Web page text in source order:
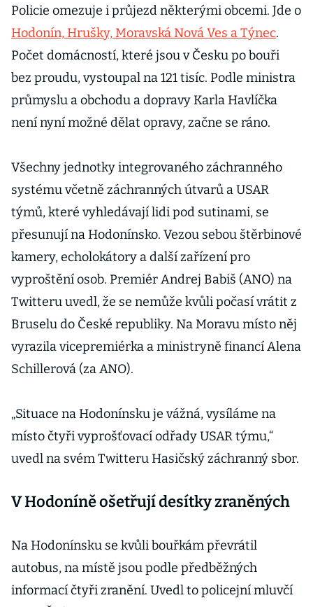
Policie omezuje i průjezd některými obcemi. Jde o
Hodonín, Hrušky, Moravská Nová Ves a Týnec.
Počet domácností, které jsou v Česku po bouři
bez proudu, vystoupal na 121 tisíc. Podle ministra
průmyslu a obchodu a dopravy Karla Havlíčka
není nyní možné dělat opravy, začne se ráno.
Všechny jednotky integrovaného záchranného
systému včetně záchranných útvarů a USAR
týmů, které vyhledávají lidi pod sutinami, se
přesunují na Hodonínsko. Vezou sebou štěrbinové
kamery, echolokátory a další zařízení pro
vyproštění osob. Premiér Andrej Babiš (ANO) na
Twitteru uvedl, že se nemůže kvůli počasí vrátit z
Bruselu do České republiky. Na Moravu místo něj
vyrazila vicepremiérka a ministryně financí Alena
Schillerová (za ANO).
„Situace na Hodonínsku je vážná, vysíláme na
místo čtyři vyprošťovací odřady USAR týmu,“
uvedl na svém Twitteru Hasičský záchranný sbor.
V Hodoníně ošetřují desítky zraněných
Na Hodonínsku se kvůli bouřkám převrátil
autobus, na místě jsou podle předběžných
informací čtyři zranění. Uvedl to policejní mluvčí